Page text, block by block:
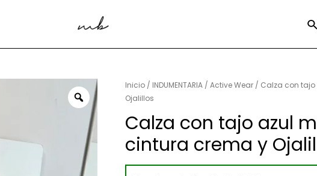
Inicio/ INDUMENTARIA/ Active Wear/ Calza con tajo
Ojalillos
Calza con tajo azul
cintura crema y